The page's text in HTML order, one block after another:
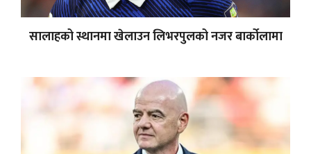
सालाहको स्थानमा खेलाउन लिभरपुलको नजर बार्कोलामा